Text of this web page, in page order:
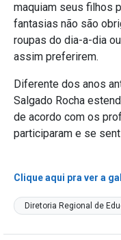
maquiam seus filhos
fantasias não são
roupas do dia-a-dia
assim preferirem.
Diferente dos anos
Salgado Rocha
de acordo com os
participaram e se
Clique aqui pra ver a
Diretoria Regional de